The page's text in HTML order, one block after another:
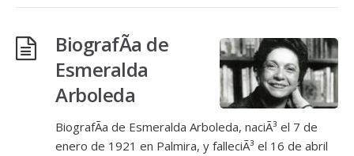
BiografÃ­a de
Esmeralda
Arboleda
BiografÃ­a de Esmeralda Arboleda, naciÃ³ el 7 de
enero de 1921 en Palmira, y falleciÃ³ el 16 de abril